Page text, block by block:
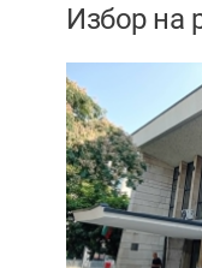
Избор на